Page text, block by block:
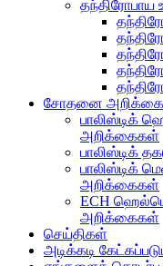
சோதனை
பாலிஸ்டிக்
அறிக்கைகள்
பாலிஸ்டிக்
பாலிஸ்டிக்
அறிக்கைகள்
ECH
அறிக்கைகள்
செய்திகள்
அடிக்கடி